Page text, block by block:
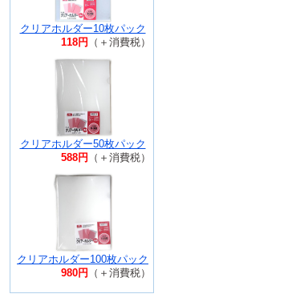
クリアホルダー10枚パック
118円
（＋消費税）
クリアホルダー50枚パック
588円
（＋消費税）
クリアホルダー100枚パック
980円
（＋消費税）